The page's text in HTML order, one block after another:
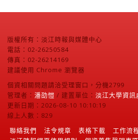
版權所有：淡江時報與媒體中心
電話：02-26250584
傳真：02-26214169
建議使用 Chrome 瀏覽器
個資相關問題請洽受理窗口，分機2799
管理者： 潘劭愷 / 建置單位： 淡江大學資訊
更新日期：2026-08-10 10:10:19
線上人數：829
聯絡我們
法令規章 表格下載
工作流